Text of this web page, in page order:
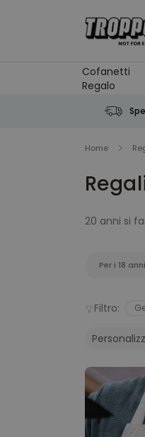
Cofanetti
Regalo
Home
20 anni si
assicurato!
Per i 18 anni
Filtro: